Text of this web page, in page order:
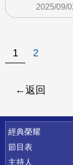
2025/09/
1 2
返回
快速連結
經典榮耀
節目表
主持人